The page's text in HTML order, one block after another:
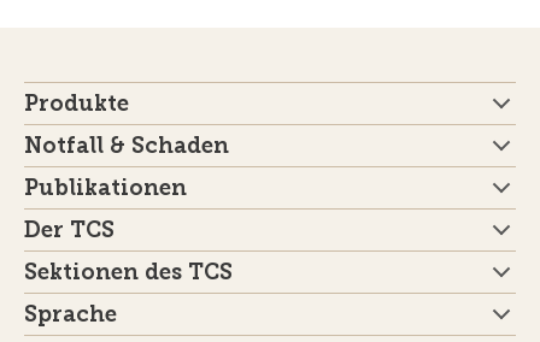
Produkte
Notfall & Schaden
Publikationen
Der TCS
Sektionen des TCS
Sprache